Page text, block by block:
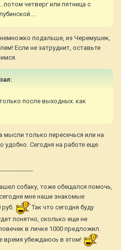
четверг или пятница с
подальше, из Черемушек,
Если не затруднит, оставьте
после выходных. как
только пересечься или на
удобно. Сегодня на работе еще
собаку, тоже обещался помочь,
мне наши знакомые
руб.
Так что сегодня буду
понятно, сколько еще не
в личке 1000 предложил.
время убеждаюсь в этом!